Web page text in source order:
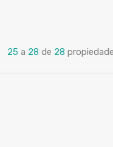
25 a 28 de 28